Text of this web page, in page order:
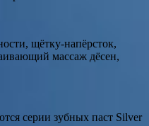
щётку-напёрсток,
массаж дёсен,
серии зубных паст Silver